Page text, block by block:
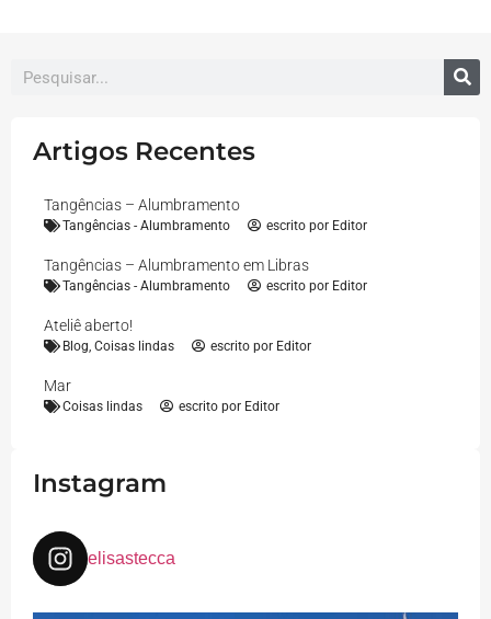
Artigos Recentes
Tangências – Alumbramento
Tangências - Alumbramento escrito por Editor
Tangências – Alumbramento em Libras
Tangências - Alumbramento escrito por Editor
Ateliê aberto!
Blog, Coisas lindas escrito por Editor
Mar
Coisas lindas escrito por Editor
Instagram
elisastecca